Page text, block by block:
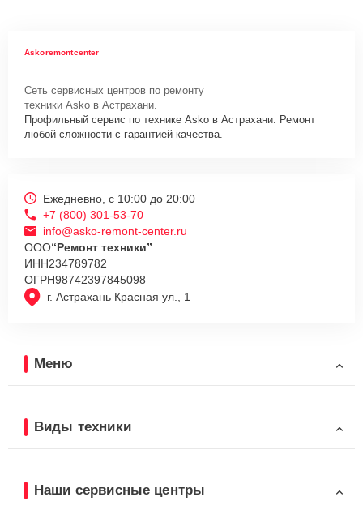
Askoremontcenter
Сеть сервисных центров по ремонту
техники Asko в Астрахани.
Профильный сервис по технике Asko в Астрахани. Ремонт
любой сложности с гарантией качества.
г. Астрахань Красная ул., 1
Ежедневно, с 10:00 до 20:00
+7 (800) 301-53-70
info@asko-remont-center.ru
ООО“Ремонт техники”
ИНН234789782
ОГРН98742397845098
Меню
Виды техники
Наши сервисные центры